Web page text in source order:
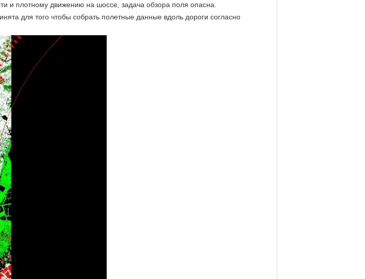
и плотному движению на шоссе, задача обзора поля опасна.
для того чтобы собрать полетные данные вдоль дороги согласно